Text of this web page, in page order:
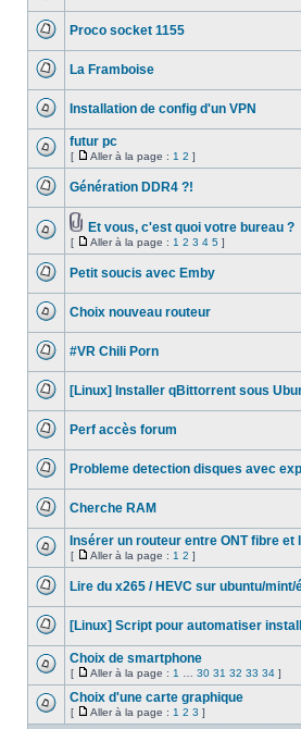
nonProco socket 1155
non
La Framboise
message
non
Installation de config d'un VPN
Aucun
non
futur pc
[
Aller
la
Aller à la page : 1 2 ]
message
non
Génération DDR4 ?!
Aucun
message
non
Fichier(s)
joint(s)
Et vous, c'est quoi votre bureau ?
[
Aller
la
Aller à la page : 1 2 3 4 5 ]
non
Petit soucis avec Emby
non
Choix nouveau routeur
non
#VR Chili Porn
non
[Linux] Installer qBittorrent sous
non
Perf accès forum
non
Probleme detection disques avec
message
non
Cherche RAM
Aucun
Insérer un routeur entre ONT fibre et
[
Aller
la
Aller à la page : 1 2 ]
non
Lire du x265 / HEVC sur ubuntu/
message
non
[Linux] Script pour automatiser
Aucun
message
non
Choix de smartphone
[
Aller
à
la
page
Aller à la page : 1 30 31 32 33 34 ]
Aucun
Choix d'une carte graphique
[
Aller
Aller à la page : 1 2 3 ]